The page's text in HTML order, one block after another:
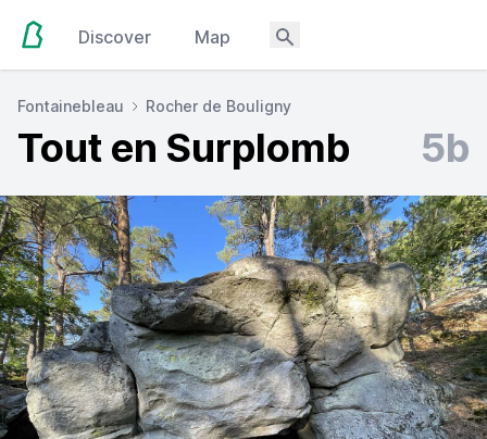
Discover Map
Fontainebleau Rocher de Bouligny
Tout en Surplomb 5b